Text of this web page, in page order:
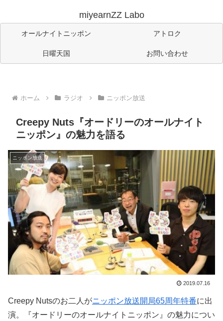
miyearnZZ Labo
オールナイトニッポン アトロク
日曜天国 お問い合わせ
ホーム ラジオ ニッポン放送
Creepy Nuts『オードリーのオールナイト
ニッポン』の魅力を語る
ニッポン放送
2019.07.16
Creepy Nutsのお二人がニッポン放送開局65周年特番に出
演。『オードリーのオールナイトニッポン』の魅力につい